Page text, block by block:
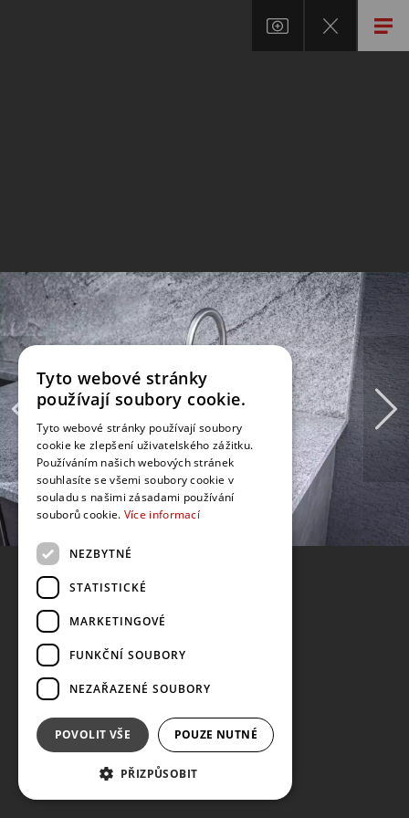
Tyto webové stránky
používají soubory cookie.
Tyto webové stránky používají soubory
cookie ke zlepšení uživatelského zážitku.
Používáním našich webových stránek
souhlasíte se všemi soubory cookie v
souladu s našimi zásadami používání
souborů cookie. Více informací
NEZBYTNÉ
STATISTICKÉ
MARKETINGOVÉ
FUNKČNÍ SOUBORY
NEZAŘAZENÉ SOUBORY
POVOLIT VŠE POUZE NUTNÉ
PŘIZPŮSOBIT